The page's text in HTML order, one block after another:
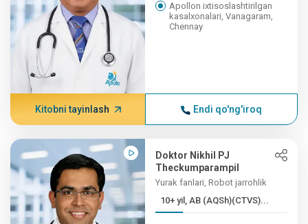
Apollon ixtisoslashtirilgan
kasalxonalari, Vanagaram,
Chennay
Kitobni tayinlash Endi qo'ng'iroq
Doktor Nikhil PJ
Theckumparampil
Yurak fanlari, Robot jarrohlik
10+ yil, AB (AQSh)(CTVS)...